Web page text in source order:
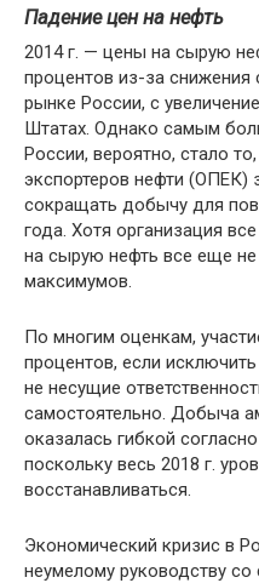
Падение цен на нефть
2014 г. — цены на сырую
процентов из-за
рынке России, с
Штатах. Однако самым
России, вероятно, стало
экспортеров нефти (ОПЕК)
сокращать добычу для
года. Хотя организация
на сырую нефть все еще
максимумов.
По многим оценкам,
процентов, если
не несущие
самостоятельно. Добыча
оказалась гибкой
поскольку весь 2018 г.
восстанавливаться.
Экономический кризис в
неумелому руководству